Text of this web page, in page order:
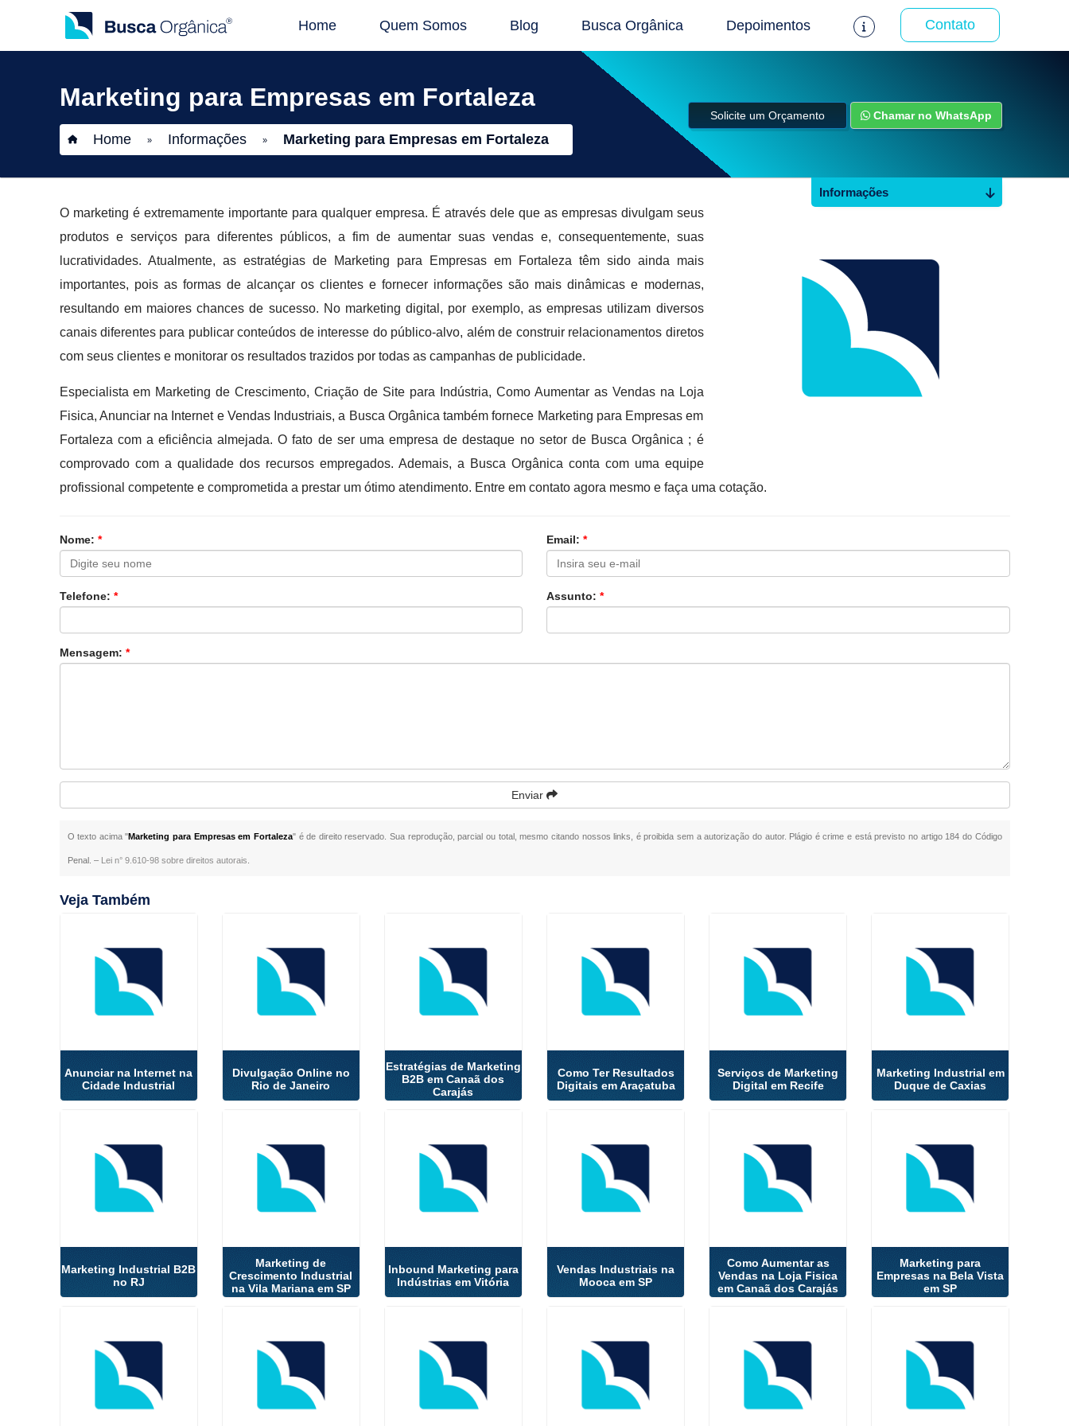
Home Quem Somos Blog Busca Orgânica Depoimentos Contato
Marketing para Empresas em Fortaleza
Home » Informações » Marketing para Empresas em Fortaleza
Solicite um Orçamento Chamar no WhatsApp
O marketing é extremamente importante para qualquer empresa. É através dele que as empresas divulgam seus
produtos e serviços para diferentes públicos, a fim de aumentar suas vendas e, consequentemente, suas
lucratividades. Atualmente, as estratégias de Marketing para Empresas em Fortaleza têm sido ainda mais
importantes, pois as formas de alcançar os clientes e fornecer informações são mais dinâmicas e modernas,
resultando em maiores chances de sucesso. No marketing digital, por exemplo, as empresas utilizam diversos
canais diferentes para publicar conteúdos de interesse do público-alvo, além de construir relacionamentos diretos
com seus clientes e monitorar os resultados trazidos por todas as campanhas de publicidade.
Especialista em Marketing de Crescimento, Criação de Site para Indústria, Como Aumentar as Vendas na Loja
Fisica, Anunciar na Internet e Vendas Industriais, a Busca Orgânica também fornece Marketing para Empresas em
Fortaleza com a eficiência almejada. O fato de ser uma empresa de destaque no setor de Busca Orgânica ; é
comprovado com a qualidade dos recursos empregados. Ademais, a Busca Orgânica conta com uma equipe
profissional competente e comprometida a prestar um ótimo atendimento. Entre em contato agora mesmo e faça uma cotação.
Nome: * Email: *
Telefone: * Assunto: *
Mensagem: *
Enviar
O texto acima "Marketing para Empresas em Fortaleza" é de direito reservado. Sua reprodução, parcial ou total, mesmo citando nossos links, é proibida sem a autorização do autor. Plágio é crime e está previsto no artigo 184 do Código
Penal. – Lei n° 9.610-98 sobre direitos autorais
Informações
Veja Também
Anunciar na Internet na
Cidade Industrial
Divulgação Online no
Rio de Janeiro
Estratégias de Marketing
B2B em Canaã dos
Carajás
Como Ter Resultados
Digitais em Araçatuba
Serviços de Marketing
Digital em Recife
Marketing Industrial em
Duque de Caxias
Marketing Industrial B2B
no RJ
Marketing de
Crescimento Industrial
na Vila Mariana em SP
Inbound Marketing para
Indústrias em Vitória
Vendas Industriais na
Mooca em SP
Como Aumentar as
Vendas na Loja Fisica
em Canaã dos Carajás
Marketing para
Empresas na Bela Vista
em SP